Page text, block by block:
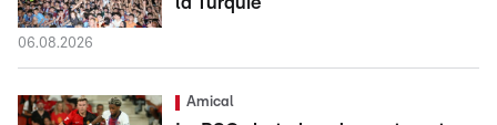
06.08.2026
Amical